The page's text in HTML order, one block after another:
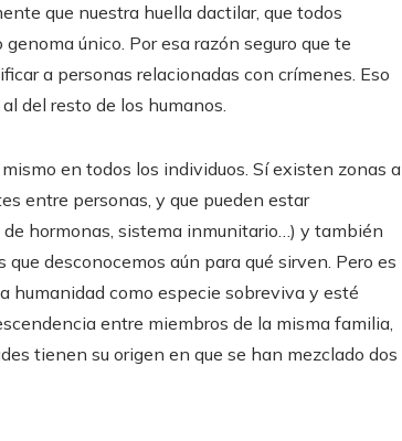
que nuestra huella dactilar, que todos
único. Por esa razón seguro que te
a personas relacionadas con crímenes. Eso
del resto de los humanos.
en todos los individuos. Sí existen zonas a
entre personas, y que pueden estar
hormonas, sistema inmunitario…) y también
desconocemos aún para qué sirven. Pero es
humanidad como especie sobreviva y esté
entre miembros de la misma familia,
tienen su origen en que se han mezclado dos